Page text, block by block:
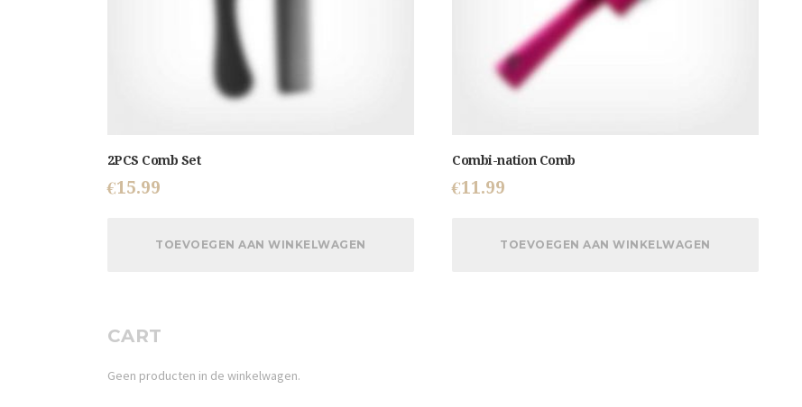
2PCS Comb Set
€15.99
TOEVOEGEN AAN WINKELWAGEN
Combi-nation Comb
€11.99
TOEVOEGEN AAN WINKELWAGEN
CART
Geen producten in de winkelwagen.